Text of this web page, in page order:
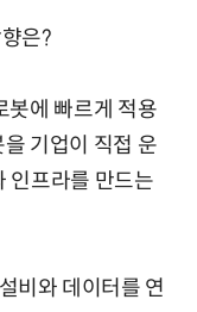
은?
봇에 빠르게 적용
기업이 직접 운
인프라를 만드는
비와 데이터를 연